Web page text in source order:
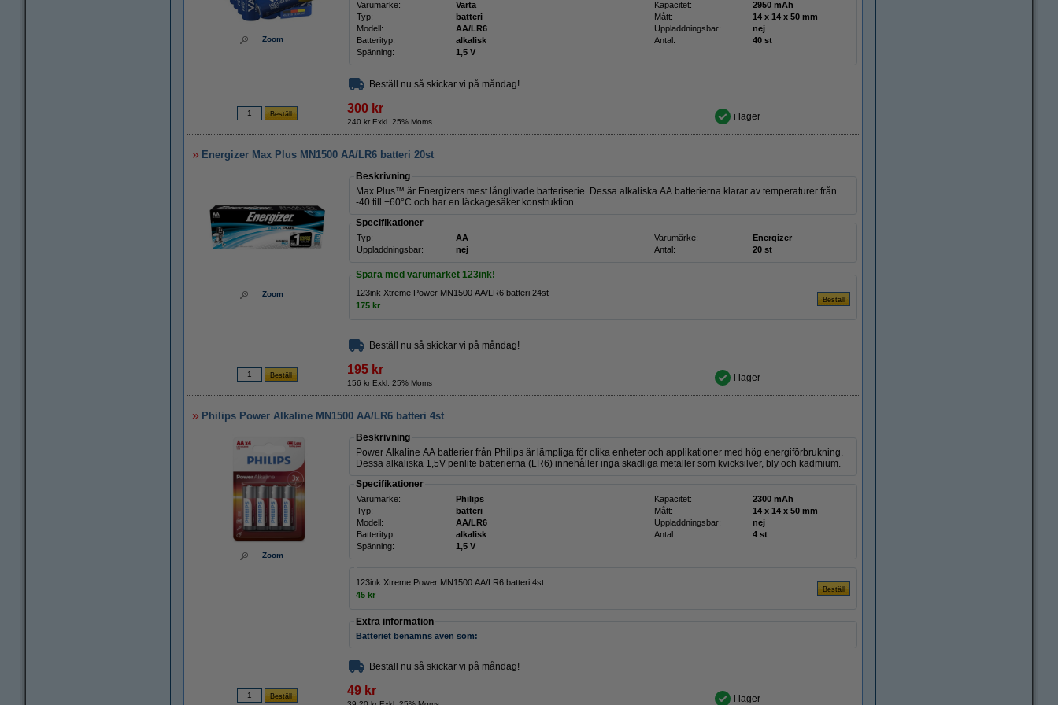
Zoom
Varumärke: Varta Kapacitet:
2950 mAh
Typ:
batteri Mått:
14 x 14 x 50 mm
Modell:
AA/LR6 Uppladdningsbar:
nej
Batterityp:
alkalisk Antal:
40 st
Spänning:
1,5 V
Beställ nu så skickar vi på måndag!
300 kr
240 kr Exkl. 25% Moms i lager
Energizer Max Plus MN1500 AA/LR6 batteri 20st
Zoom
Beskrivning
Max Plus™ är Energizers mest långlivade batteriserie. Dessa alkaliska AA batterierna klarar av temperaturer från
-40 till +60°C och har en läckagesäker konstruktion.
Specifikationer
Typ: AA Varumärke:
Energizer
Uppladdningsbar:
nej Antal: 20 st
Spara med varumärket 123ink!
123ink Xtreme Power MN1500 AA/LR6 batteri 24st
175 kr
Beställ nu så skickar vi på måndag!
195 kr
156 kr Exkl. 25% Moms i lager
Philips Power Alkaline MN1500 AA/LR6 batteri 4st
Zoom
Beskrivning
Power Alkaline AA batterier från Philips är lämpliga för olika enheter och applikationer med hög energiförbrukning.
Dessa alkaliska 1,5V penlite batterierna (LR6) innehåller inga skadliga metaller som kvicksilver, bly och kadmium.
Specifikationer
Varumärke: Philips Kapacitet:
2300 mAh
Typ:
batteri Mått:
14 x 14 x 50 mm
Modell:
AA/LR6 Uppladdningsbar:
nej
Batterityp:
alkalisk Antal:
4 st
Spänning:
1,5 V
123ink Xtreme Power MN1500 AA/LR6 batteri 4st
45 kr
Extra information
Batteriet benämns även som:
Beställ nu så skickar vi på måndag!
49 kr
i lager